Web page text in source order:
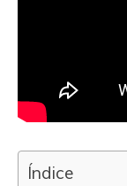
Índice